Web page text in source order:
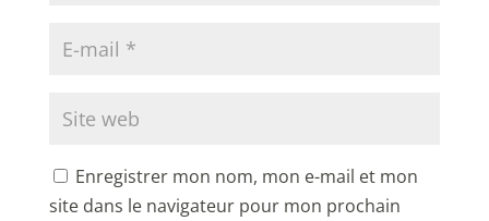
Enregistrer mon nom, mon e-mail et mon
site dans le navigateur pour mon prochain